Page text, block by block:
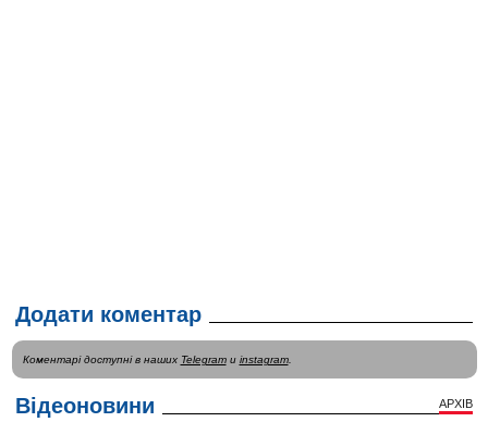
Додати коментар
Коментарі доступні в наших Telegramи instagram.
Відеоновини АРХІВ